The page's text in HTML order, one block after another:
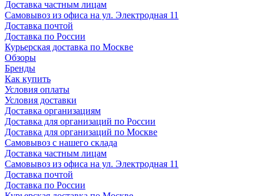
Доставка частным лицам
Самовывоз из офиса на ул. Электродная 11
Доставка почтой
Доставка по России
Курьерская доставка по Москве
Обзоры
Бренды
Как купить
Условия оплаты
Условия доставки
Доставка организациям
Доставка для организаций по России
Доставка для организаций по Москве
Самовывоз с нашего склада
Доставка частным лицам
Самовывоз из офиса на ул. Электродная 11
Доставка почтой
Доставка по России